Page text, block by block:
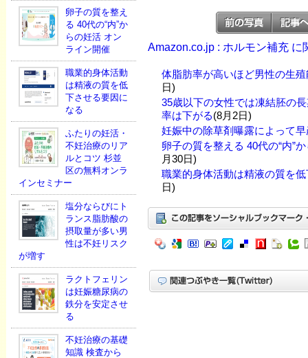
卵子の質を整え
る 40代の“内”か
らの妊活 オン
ライン開催
職業的身体活動
は精液の質を低
下させる要因に
なる
ふたりの妊活・
不妊治療のリア
ルとコツ 杉並
区の無料オンラ
インセミナー
塩分ならびにト
ランス脂肪酸の
摂取量が多い男
性は不妊リスク
が増す
ラクトフェリン
は妊娠糖尿病の
鉄分を安定させ
る
不妊治療の基礎
知識 検査から
Amazon.co.jp : ホルモン補充 に
体脂肪率が高いほど男性の生
日)
35歳以下の女性では凍結胚の
率は下がる(8月2日)
妊娠中の除草剤曝露によって
卵子の質を整える 40代の“内”
月30日)
職業的身体活動は精液の質を
日)